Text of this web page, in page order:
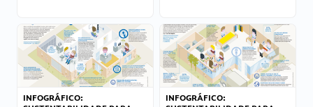
INFOGRÁFICO:
INFOGRÁFICO: